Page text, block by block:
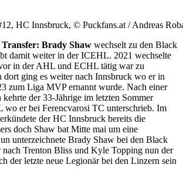
HC Innsbruck, © Puckfans.at / Andreas
Brady Shaw wechselt zu den Black
damit weiter in der ICEHL. 2021 wechselte
in der AHL und ECHL tätig war zu
dort ging es weiter nach Innsbruck wo er in
zum Liga MVP ernannt wurde. Nach einer
der 33-Jährige im letzten Sommer
er bei Ferencvarosi TC unterschrieb. Im
der HC Innsbruck bereits die
doch Shaw bat Mitte mai um eine
unterzeichnete Brady Shaw bei den Black
Trenton Bliss und Kyle Topping nun der
der letzte neue Legionär bei den Linzern sein